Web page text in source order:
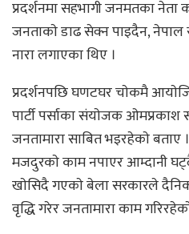
प्रदर्शनमा सहभागी जनमतका नेता
जनताकाे डाढ सेक्न पाइदैन,
नारा लगाएका थिए ।
प्रदर्शनपछि घणटघर चाेकमै
पार्टी पर्साका संयाेजक ओमप्रकाश
जनतामारा साबित भइरहेकाे
मजदुरकाे काम नपाएर आम्दानी
खाेसिदै गएकाे बेला सरकारले
वृद्धि गरेर जनतामारा काम